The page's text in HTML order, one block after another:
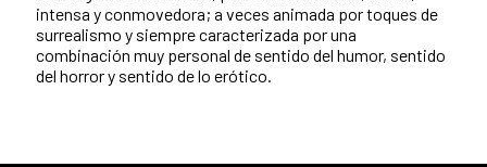
intensa y conmovedora; a veces animada por toques de
surrealismo y siempre caracterizada por una
combinación muy personal de sentido del humor, sentido
del horror y sentido de lo erótico.